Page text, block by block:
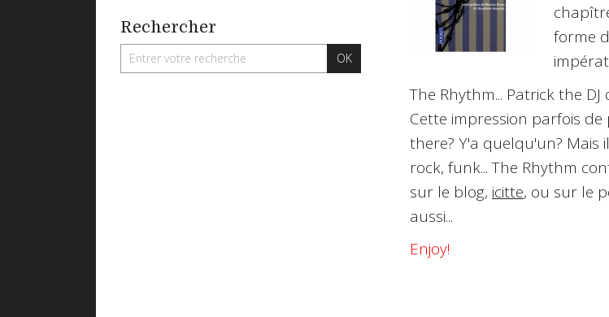
Rechercher
forme
The Rhythm... Patrick the
Cette impression parfois
there? Y'a quelqu'un? Mais
rock, funk... The Rhythm
sur le blog, icitte, ou sur le
aussi...
Enjoy!